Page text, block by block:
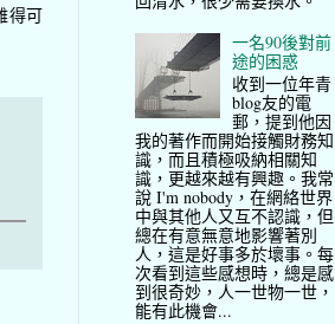
得可
一名90後對前
途的困惑
收到一位年青
blog友的電
郵，提到他因
我的著作而開始接觸財務知
識，而且積極吸納相關知
識，更越來越有興趣。我常
說 I'm nobody，在網絡世界
中與其他人又互不認識，但
總在有意無意地影響著別
人，這是好事多於壞事。每
次看到這些感想時，總是感
到很奇妙，人一世物一世，
能有此機會...